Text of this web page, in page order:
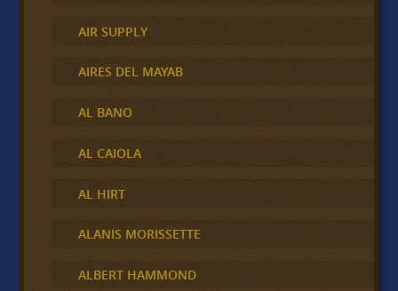
AIR SUPPLY
AIRES DEL MAYAB
AL BANO
AL CAIOLA
AL HIRT
ALANIS MORISSETTE
ALBERT HAMMOND